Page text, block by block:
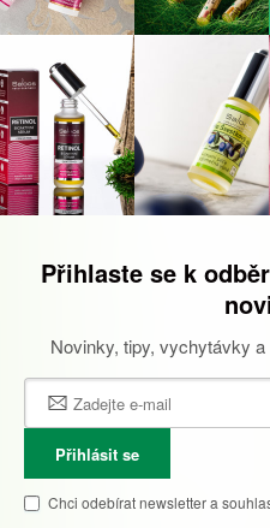
Přihlaste se k
Novinky, tipy, vychytávky
Přihlásit se
Chci odebírat newsletter a